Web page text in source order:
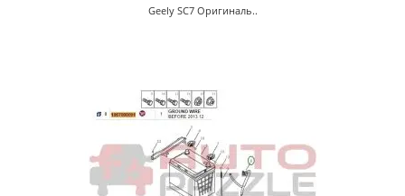
Geely SC7 Оригиналь..